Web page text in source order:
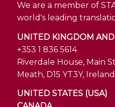
We are a member of
world's leading
UNITED KINGDOM
+353 1 836 5614
Riverdale House, Main
Meath, D15 YT3Y, Ireland
UNITED STATES (USA)